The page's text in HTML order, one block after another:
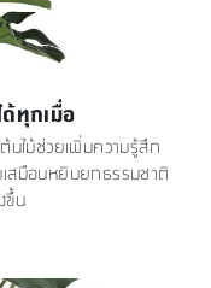
ทุกเมื่อ
นไม้ช่วยเพิ่มความรู้สึก
สมือนหยิบยกธรรมชาติ
ขึ้น